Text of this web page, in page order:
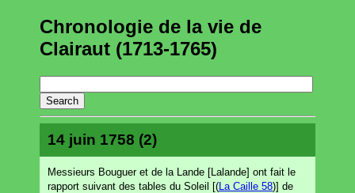
Chronologie de la vie de
Clairaut (1713-1765)
14 juin 1758 (2)
Messieurs Bouguer et de la Lande [Lalande] ont fait le
rapport suivant des tables du Soleil [( La Caille 58)] de